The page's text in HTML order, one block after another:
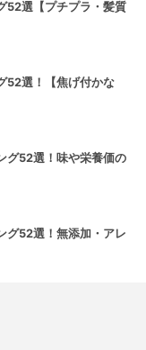
52選【プチプラ・髪質
52選！【焦げ付かな
グ52選！味や栄養価の
グ52選！無添加・アレ